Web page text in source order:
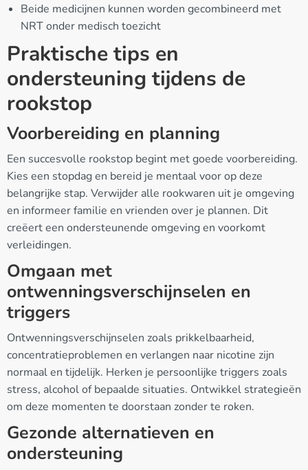
Beide medicijnen kunnen worden gecombineerd met
NRT onder medisch toezicht
Praktische tips en
ondersteuning tijdens de
rookstop
Voorbereiding en planning
Een succesvolle rookstop begint met goede voorbereiding.
Kies een stopdag en bereid je mentaal voor op deze
belangrijke stap. Verwijder alle rookwaren uit je omgeving
en informeer familie en vrienden over je plannen. Dit
creëert een ondersteunende omgeving en voorkomt
verleidingen.
Omgaan met
ontwenningsverschijnselen en
triggers
Ontwenningsverschijnselen zoals prikkelbaarheid,
concentratieproblemen en verlangen naar nicotine zijn
normaal en tijdelijk. Herken je persoonlijke triggers zoals
stress, alcohol of bepaalde situaties. Ontwikkel strategieën
om deze momenten te doorstaan zonder te roken.
Gezonde alternatieven en
ondersteuning